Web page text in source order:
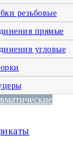
резьбовые
прямые
угловые